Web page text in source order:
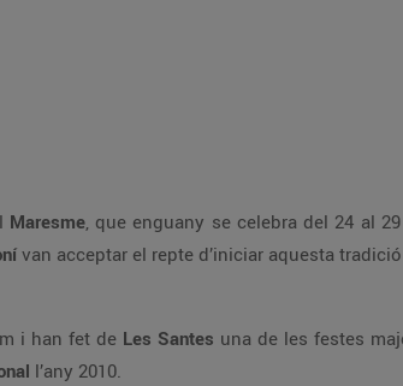
Maresme, que enguany se celebra del 24 al
van acceptar el repte d’iniciar aquesta
i han fet de Les Santes una de les festes
l’any 2010.